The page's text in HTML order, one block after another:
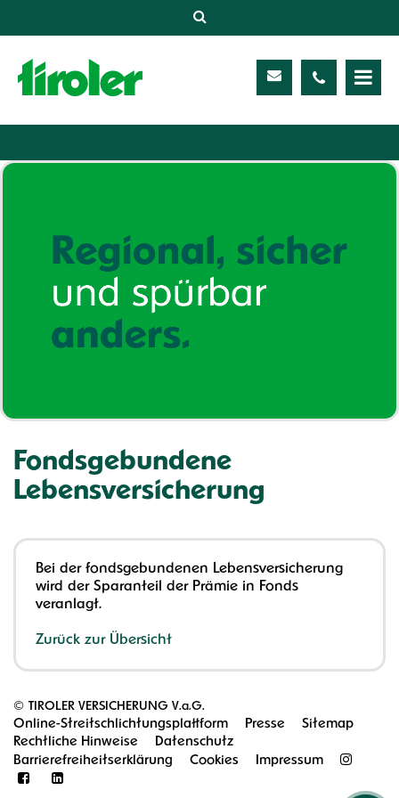
Service
Meine TIROLER
Karriere
Fondsgebundene
Lebensversicherung
Bei der fondsgebundenen Lebensversicherung
wird der Sparanteil der Prämie in Fonds
veranlagt.
Zurück zur Übersicht
© TIROLER VERSICHERUNG V.a.G.
Online-Streitschlichtungsplattform
Presse
Sitemap
Rechtliche Hinweise
Datenschutz
Barrierefreiheitserklärung
Cookies Impressum